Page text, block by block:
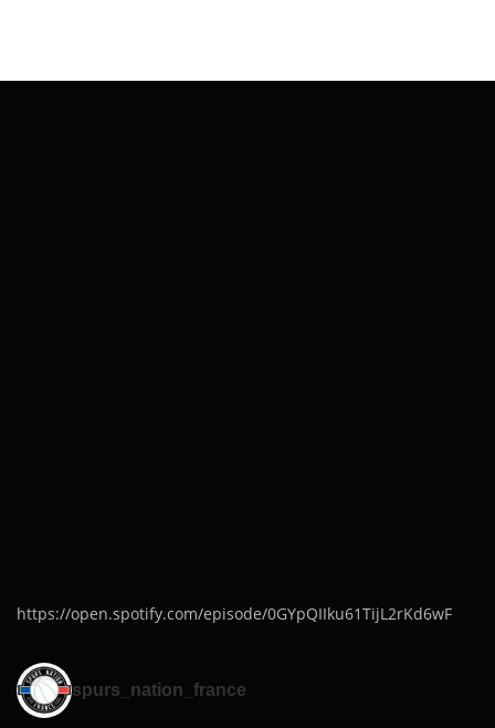
https://open.spotify.com/episode/0GYpQIIku61TijL2rKd6wF
spurs_nation_france